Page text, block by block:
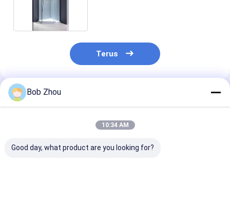
Terus
Rekomendasi Produk
Bob Zhou
10:34 AM
Good day, what product are you looking for?